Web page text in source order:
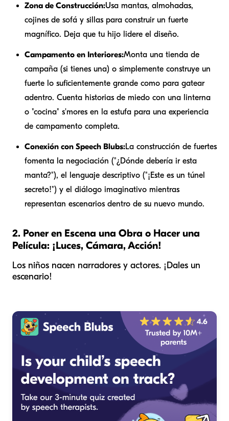
Zona de Construcción:Usa mantas, almohadas,
cojines de sofá y sillas para construir un fuerte
magnífico. Deja que tu hijo lidere el diseño.
Campamento en Interiores:Monta una tienda de
campaña (si tienes una) o simplemente construye un
fuerte lo suficientemente grande como para gatear
adentro. Cuenta historias de miedo con una linterna
o "cocina" s'mores en la estufa para una experiencia
de campamento completa.
Conexión con Speech Blubs:La construcción de fuertes
fomenta la negociación ("¿Dónde debería ir esta
manta?"), el lenguaje descriptivo ("¡Este es un túnel
secreto!") y el diálogo imaginativo mientras
representan escenarios dentro de su nuevo mundo.
2. Poner en Escena una Obra o Hacer una
Película: ¡Luces, Cámara, Acción!
Los niños nacen narradores y actores. ¡Dales un
escenario!